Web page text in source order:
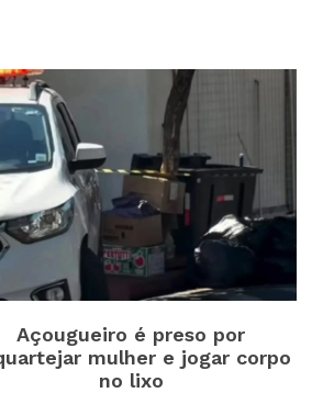
Açougueiro é preso por
mulher e jogar corpo
no lixo